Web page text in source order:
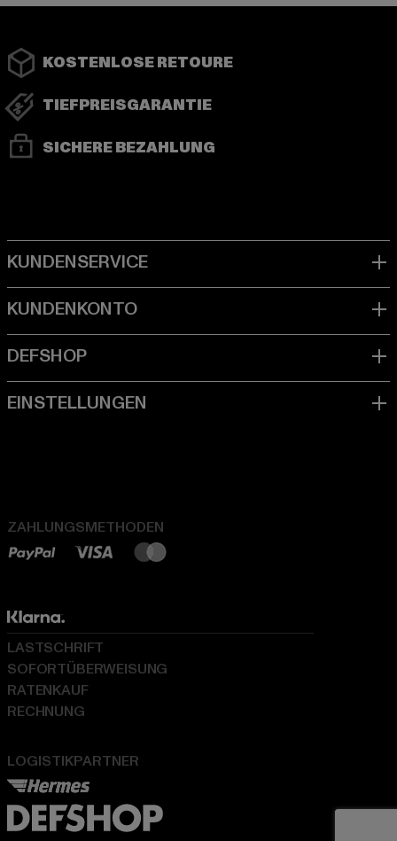
KOSTENLOSE RETOURE
TIEFPREISGARANTIE
SICHERE BEZAHLUNG
ZAHLUNGSMETHODEN
LOGISTIKPARTNER
LASTSCHRIFT
SOFORTÜBERWEISUNG
RATENKAUF
RECHNUNG